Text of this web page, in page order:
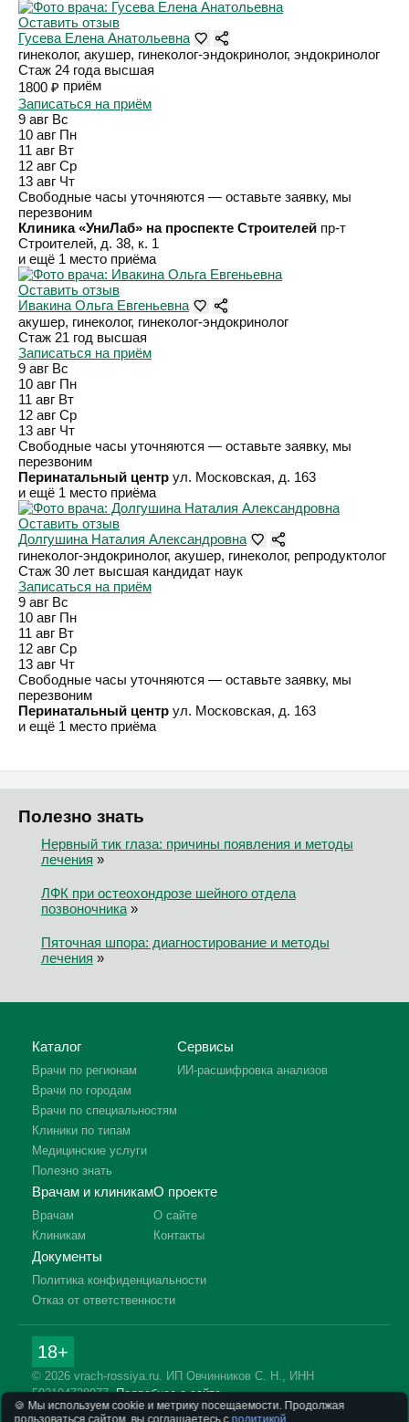
Оставить отзыв
Гусева Елена Анатольевна
гинеколог, акушер, гинеколог-эндокринолог, эндокринолог
Стаж 24 года высшая
1800 ₽ приём
Записаться на приём
9 авг Вс
10 авг Пн
11 авг Вт
12 авг Ср
13 авг Чт
Свободные часы уточняются — оставьте заявку, мы
перезвоним
Клиника «УниЛаб» на проспекте Строителей пр-т
Строителей, д. 38, к. 1
и ещё 1 место приёма
Оставить отзыв
Ивакина Ольга Евгеньевна
акушер, гинеколог, гинеколог-эндокринолог
Стаж 21 год высшая
Записаться на приём
9 авг Вс
10 авг Пн
11 авг Вт
12 авг Ср
13 авг Чт
Свободные часы уточняются — оставьте заявку, мы
перезвоним
Перинатальный центр ул. Московская, д. 163
и ещё 1 место приёма
Оставить отзыв
Долгушина Наталия Александровна
гинеколог-эндокринолог, акушер, гинеколог, репродуктолог
Стаж 30 лет высшая кандидат наук
Записаться на приём
9 авг Вс
10 авг Пн
11 авг Вт
12 авг Ср
13 авг Чт
Свободные часы уточняются — оставьте заявку, мы
перезвоним
Перинатальный центр ул. Московская, д. 163
и ещё 1 место приёма
Полезно знать
Нервный тик глаза: причины появления и методы
лечения »
ЛФК при остеохондрозе шейного отдела
позвоночника»
Пяточная шпора: диагностирование и методы
лечения »
Каталог
Врачи по регионам
Врачи по городам
Врачи по специальностям
Клиники по типам
Медицинские услуги
Полезно знать
Сервисы
ИИ-расшифровка анализов
Врачам и клиникам
Врачам
Клиникам
О проекте
О сайте
Контакты
Документы
Политика конфиденциальности
Отказ от ответственности
18+
© 2026 vrach-rossiya.ru. ИП Овчинников С. Н., ИНН
592104728977.Подробнее о сайте
Информация на сайте не заменяет приём врача. Имеются
🍪 Мы используем cookie и метрику посещаемости. Продолжая
пользоваться сайтом, вы соглашаетесь с политикой